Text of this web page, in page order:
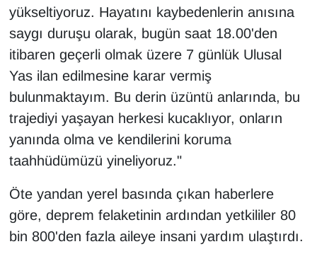
yükseltiyoruz. Hayatını kaybedenlerin anısına
saygı duruşu olarak, bugün saat 18.00'den
itibaren geçerli olmak üzere 7 günlük Ulusal
Yas ilan edilmesine karar vermiş
bulunmaktayım. Bu derin üzüntü anlarında, bu
trajediyi yaşayan herkesi kucaklıyor, onların
yanında olma ve kendilerini koruma
taahhüdümüzü yineliyoruz."
Öte yandan yerel basında çıkan haberlere
göre, deprem felaketinin ardından yetkililer 80
bin 800'den fazla aileye insani yardım ulaştırdı.
KURDÎ
MAGAZİN
MEDYA
ONE EKONOMİ
POLİTİKA
Resmi İlanlar
RÖPORTAJ